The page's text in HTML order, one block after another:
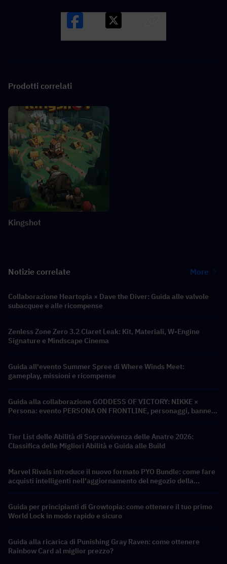
Prodotti correlati
Kingshot
Notizie correlate More
Collaborazione Heartopia × Dave the Diver: Guida alle valvole
subacquee e alle ricompense
Zenless Zone Zero 3.2 Claret Leak: Kit, Materiali, W-Engine
Signature e Mindscape Cinema
Guida all'evento Summer Spree di Where Winds Meet:
gameplay, missioni e ricompense
Guida alla collaborazione GODDESS OF VICTORY: NIKKE ×
Persona: evento PERSONA ON FRONTLINE, personaggi, banner
Tier List delle Abilità di Sopravvivenza delle Anatre 2026:
Classifica delle Migliori Abilità e Guida alle Build
Marvel Rivals introduce il nuovo formato PYO Bundle: come fare
acquisti intelligenti nell'aggiornamento del negozio della
Guida per principianti di Growtopia: come ottenere il tuo primo
World Lock in modo rapido e sicuro
Guida alla ricarica di Punishing Gray Raven: come ottenere
Rainbow Card al miglior prezzo?